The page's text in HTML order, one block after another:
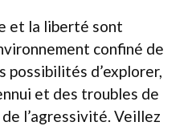
et la liberté sont
confiné de
possibilités d’explorer,
et des troubles de
l’agressivité. Veillez